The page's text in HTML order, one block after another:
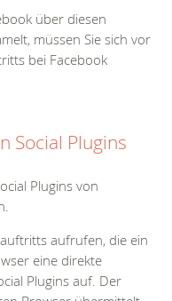
über diesen
müssen Sie sich vor
bei Facebook
Social Plugins
Plugins von
aufrufen, die ein
eine direkte
Plugins auf. Der